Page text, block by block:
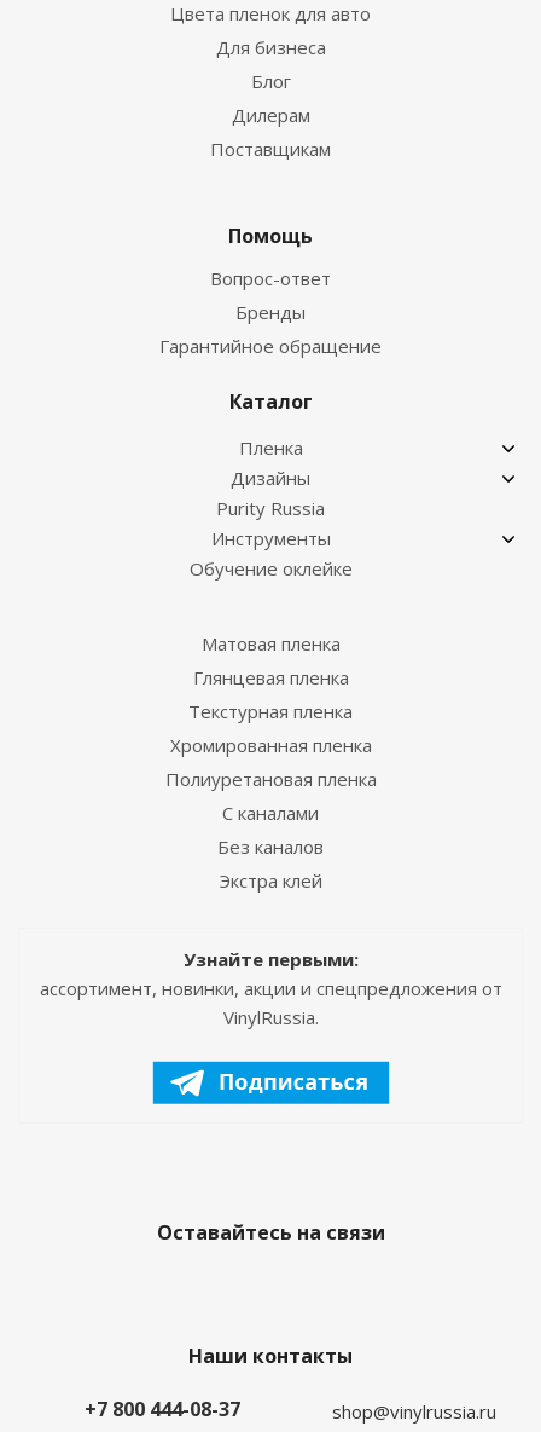
Цвета пленок для авто
Для бизнеса
Блог
Дилерам
Поставщикам
Помощь
Вопрос-ответ
Бренды
Гарантийное обращение
Каталог
Пленка
Дизайны
Purity Russia
Инструменты
Обучение оклейке
Матовая пленка
Глянцевая пленка
Текстурная пленка
Хромированная пленка
Полиуретановая пленка
С каналами
Без каналов
Экстра клей
Узнайте первыми:
ассортимент, новинки, акции и спецпредложения от
VinylRussia.
Оставайтесь на связи
Наши контакты
+7 800 444-08-37
shop@vinylrussia.ru